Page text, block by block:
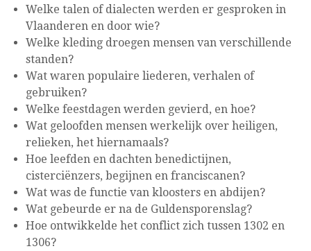
Welke talen of dialecten werden er gesproken in
Vlaanderen en door wie?
Welke kleding droegen mensen van verschillende
standen?
Wat waren populaire liederen, verhalen of
gebruiken?
Welke feestdagen werden gevierd, en hoe?
Wat geloofden mensen werkelijk over heiligen,
relieken, het hiernamaals?
Hoe leefden en dachten benedictijnen,
cisterciënzers, begijnen en franciscanen?
Wat was de functie van kloosters en abdijen?
Wat gebeurde er na de Guldensporenslag?
Hoe ontwikkelde het conflict zich tussen 1302 en
1306?